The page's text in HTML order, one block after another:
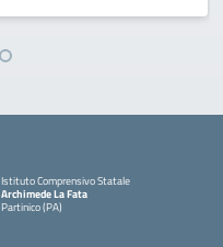
Istituto Comprensivo Statale
Archimede La Fata
Partinico (PA)